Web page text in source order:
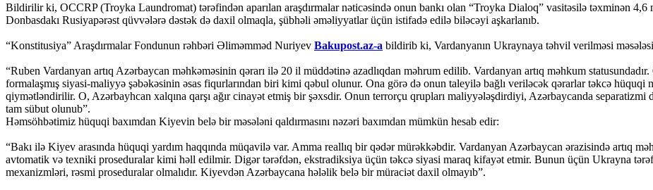
Bildirilir ki, OCCRP (Troyka Laundromat) tərəfindən aparılan araşdırmalar nəticəsində onun bankı olan “Troyka Dialoq” vasitəsilə təxminən
Donbasdakı Rusiyapərəst qüvvələrə dəstək də daxil olmaqla, şübhəli əməliyyatlar üçün istifadə edilə biləcəyi aşkarlanıb.
“Konstitusiya” Araşdırmalar Fondunun rəhbəri Əliməmməd Nuriyev Bakupost.az-a bildirib ki, Vardanyanın Ukraynaya təhvil verilməsi
“Ruben Vardanyan artıq Azərbaycan məhkəməsinin qərarı ilə 20 il müddətinə azadlıqdan məhrum edilib. Vardanyan artıq məhkum
formalaşmış siyasi-maliyyə şəbəkəsinin əsas fiqurlarından biri kimi qəbul olunur. Ona görə də onun taleyilə bağlı veriləcək qərarlar təkcə
qiymətləndirilir. O, Azərbayhcan xalqına qarşı ağır cinayət etmiş bir şəxsdir. Onun terrorçu qrupları maliyyələşdirdiyi, Azərbaycanda separatizmi
tam sübut olunub”.
Həmsöhbətimiz hüquqi baxımdan Kiyevin belə bir məsələni qaldırmasını nəzəri baxımdan mümkün hesab edir:
“Bakı ilə Kiyev arasında hüquqi yardım haqqında müqavilə var. Amma reallıq bir qədər mürəkkəbdir. Vardanyan Azərbaycan ərazisində artıq
avtomatik və texniki proseduralar kimi həll edilmir. Digər tərəfdən, ekstradiksiya üçün təkcə siyasi maraq kifayət etmir. Bunun üçün Ukrayna
mexanizmləri, rəsmi proseduralar olmalıdır. Kiyevdən Azərbaycana hələlik belə bir müraciət daxil olmayıb”.